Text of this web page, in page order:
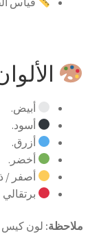
أبيض.
أسود.
أزرق.
أخضر.
أصفر /
ملاحظة: لون كيس